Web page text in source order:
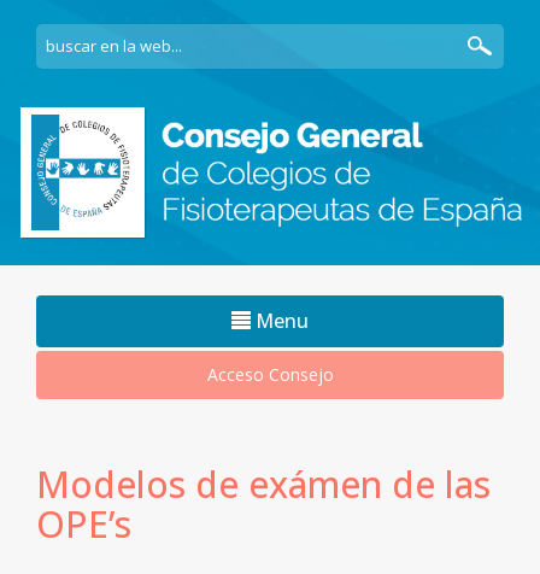
Navegacion
movil
Menu
Acceso Consejo
Modelos de exámen de las
OPE’s